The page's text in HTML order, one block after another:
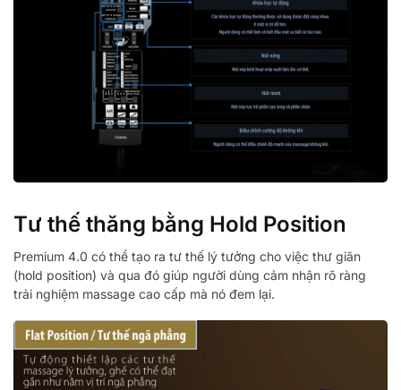
Tư thế thăng bằng Hold Position
Premium 4.0 có thể tạo ra tư thế lý tưởng cho việc thư giãn
(hold position) và qua đó giúp người dùng cảm nhận rõ ràng
trải nghiệm massage cao cấp mà nó đem lại.